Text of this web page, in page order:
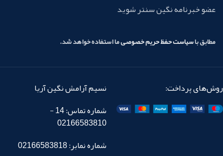
عضو خبرنامه نگین سنتر شوید
مطابق باسیاست حفظ حریم خصوصیما استفاده خواهد شد.
روش‌های پرداخت:
نسیم آرامش نگین آریا
شماره تماس: 14 -
02166583810
شماره نمابر: 02166583818